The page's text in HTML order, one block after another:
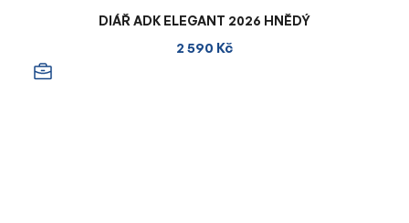
DIÁŘ ADK ELEGANT 2026 HNĚDÝ
2 590 Kč